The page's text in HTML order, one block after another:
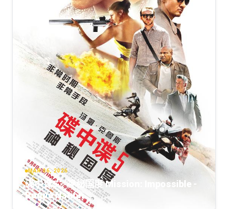
尚气与十环传奇[中文字
幕
[46.78GB] 复制 下载
HD.MA.TrueHD.7.1.Atmos-FGT
复制 下载
ZMAN
[44.86GB] 复制 下载
UNTOUCHED
DL.x265.10bit.HDR.DTS-HD.MA.TrueHD.7.1.Atmos-
SWTYBLZ
下载
Shang-Chi and the Legend of the Ten Rings 2021 UHD
BluRay 2160p DV HEVC TrueHD Atmos 7.1 x265-E
复制 下载
尚气与十环传奇[无字片源].2021.2160p.MA.WEB-
DL.DDP5.1.Atmos.H.265-PandaQT
[23.37GB] 复制 下载
[尚气与十环传
奇
[20.05GB] 复制 下载
[20.3GB] 复制 下载
尚气与十环传奇[简体双语字
幕
10018@BBQDDQ 20.30GB
[20.3GB] 复制 下载
尚气与十环传奇[杜比视界版本][IMAX满屏版][简繁英字
幕].2021.2160p.IMAX.DSNP.WEB-
DL.H265.DV.DDP5.1.Atmos-SONYHD
[16.13GB] 复制 下载
尚气与十环传奇[IMAX满屏版][简繁英字幕].Shang-
DL.H.265.DDP5.1.Atmos-HDBWEB
[16.03GB] 复制 下载
MAR 06, 2026
碟中谍5：神秘国度 Mission: Impossible -
Rogue Nation